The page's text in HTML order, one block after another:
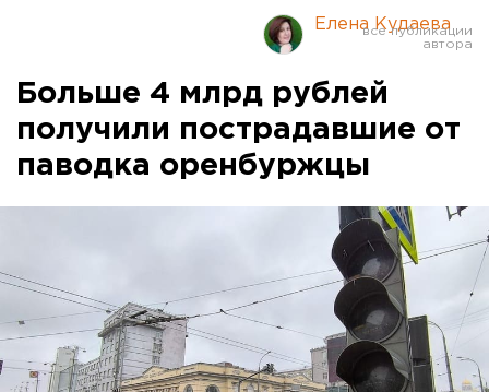
Елена Кудаева
Больше 4 млрд рублей
получили пострадавшие от
паводка оренбуржцы